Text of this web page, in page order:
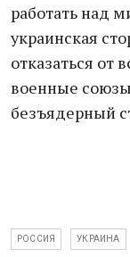
работать над
украинская
отказаться от
военные
безъядерный
РОССИЯ УКРАИНА